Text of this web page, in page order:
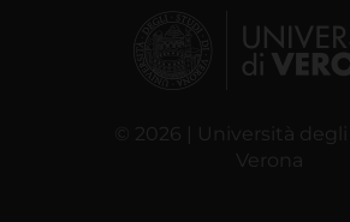
© 2026 | Università
Verona